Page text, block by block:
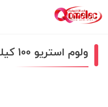
ولوم استریو 100 کیلو 7 پین